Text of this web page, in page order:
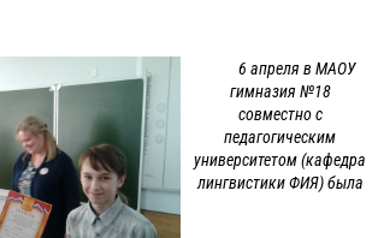
6 апреля в МАОУ
гимназия №18
совместно с
педагогическим
университетом (кафедра
лингвистики ФИЯ) была